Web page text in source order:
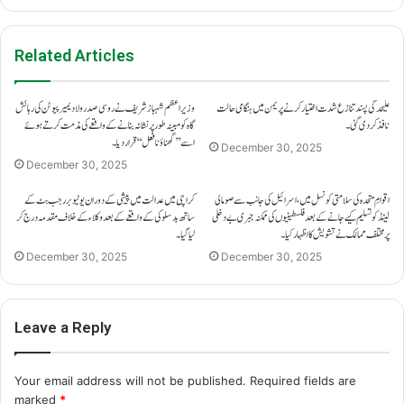
Related Articles
وزیراعظم شہباز شریف نے روسی صدر ولادیمیر پیوٹن کی رہائش
گاہ کو مبینہ طور پر نشانہ بنانے کے واقعے کی مذمت کرتے ہوئے
اسے ’’گھناؤنا فعل‘‘ قرار دیا۔
December 30, 2025
علیحدگی پسند تنازع شدت اختیار کرنے پر یمن میں ہنگامی حالت
نافذ کر دی گئی۔
December 30, 2025
کراچی میں عدالت میں پیشی کے دوران یوٹیوبر رجب بٹ کے
ساتھ بدسلوکی کے واقعے کے بعد وکلاء کے خلاف مقدمہ درج کر
لیا گیا۔
December 30, 2025
اقوامِ متحدہ کی سلامتی کونسل میں، اسرائیل کی جانب سے صومالی
لینڈ کو تسلیم کیے جانے کے بعد فلسطینیوں کی ممکنہ جبری بے دخلی
پر مختلف ممالک نے تشویش کا اظہار کیا۔
December 30, 2025
Leave a Reply
Your email address will not be published. Required fields are
marked *